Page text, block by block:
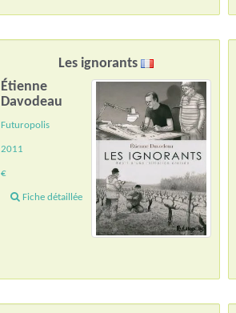
Les ignorants
Étienne
Davodeau
Futuropolis
2011
€
Fiche détaillée